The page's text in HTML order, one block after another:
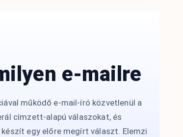
e-mailre
működő e-mail-író közvetlenül a
címzett-alapú válaszokat, és
egy előre megírt választ. Elemzi